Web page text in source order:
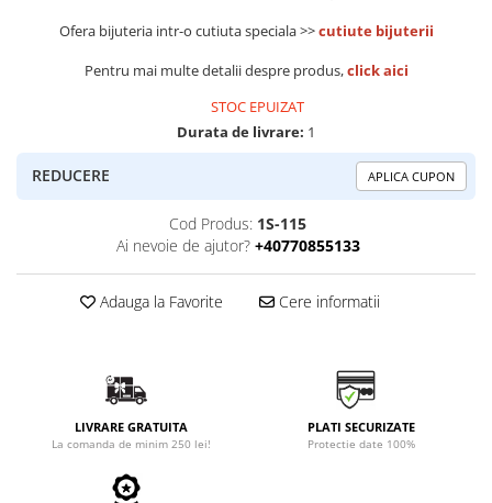
Ofera bijuteria intr-o cutiuta speciala >>cutiute bijuterii
Pentru mai multe detalii despre produs,click aici
STOC EPUIZAT
Durata de livrare: 1
REDUCERE APLICA CUPON
Cod Produs: 1S-115
Ai nevoie de ajutor? +40770855133
Adauga la Favorite Cere informatii
LIVRARE GRATUITA
La comanda de minim 250 lei!
PLATI SECURIZATE
Protectie date 100%